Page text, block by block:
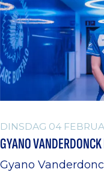
DINSDAG 04
GYANO
Gyano